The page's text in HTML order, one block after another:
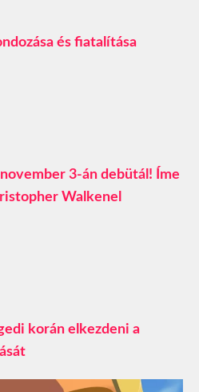
és fiatalítása
3-án debütál! Íme
Walkenel
korán elkezdeni a